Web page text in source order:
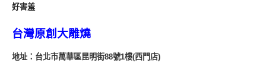
好害羞
台灣原創大雕燒
地址：台北市萬華區昆明街88號1樓(西門店)